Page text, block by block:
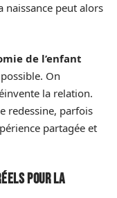
naissance peut alors
de l’enfant
On
la relation.
redessine, parfois
partagée et
pour la